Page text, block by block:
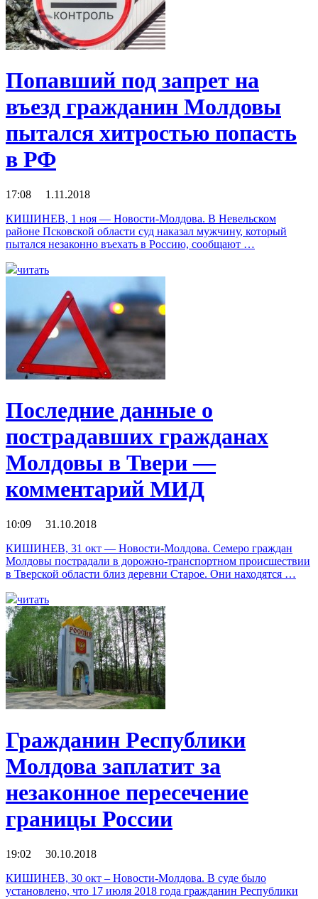
Попавший под запрет на
въезд гражданин Молдовы
пытался хитростью попасть
в РФ
17:08 1.11.2018
КИШИНЕВ, 1 ноя — Новости-Молдова. В Невельском
районе Псковской области суд наказал мужчину, который
пытался незаконно въехать в Россию, сообщают …
читать
Последние данные о
пострадавших гражданах
Молдовы в Твери —
комментарий МИД
10:09 31.10.2018
КИШИНЕВ, 31 окт — Новости-Молдова. Семеро граждан
Молдовы пострадали в дорожно-транспортном происшествии
в Тверской области близ деревни Старое. Они находятся …
читать
Гражданин Республики
Молдова заплатит за
незаконное пересечение
границы России
19:02 30.10.2018
КИШИНЕВ, 30 окт – Новости-Молдова. В суде было
установлено, что 17 июля 2018 года гражданин Республики